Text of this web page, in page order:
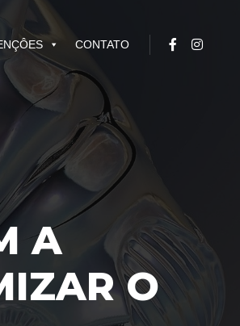
CONTATO
A
O